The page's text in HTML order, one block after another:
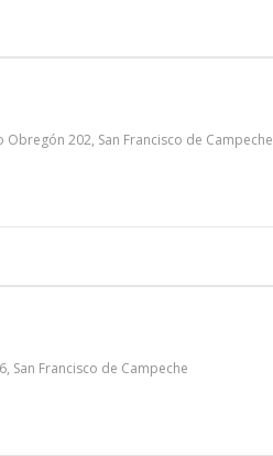
Obregón 202, San Francisco de Campeche
San Francisco de Campeche